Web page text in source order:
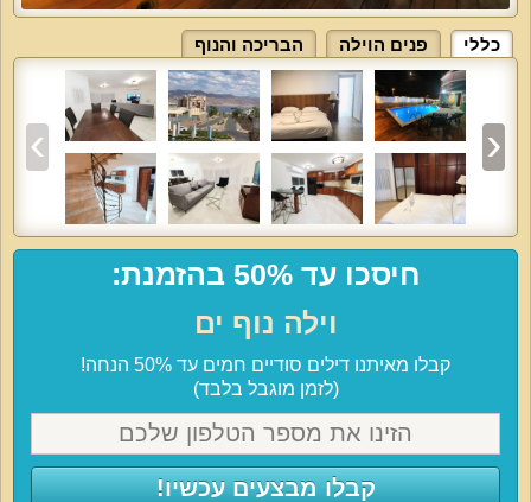
כללי פנים הוילה הבריכה והנוף
חיסכו עד 50% בהזמנת:
וילה נוף ים
קבלו מאיתנו דילים סודיים חמים עד 50% הנחה!
(לזמן מוגבל בלבד)
קבלו מבצעים עכשיו!